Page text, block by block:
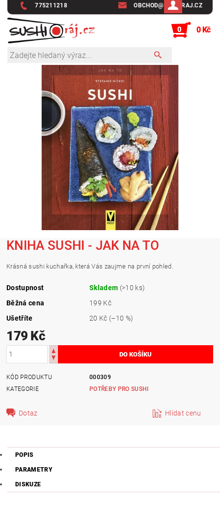
775211218 OBCHOD@SUSHIRAJ.CZ
0 0 Kč
KNIHA SUSHI - JAK NA TO
Krásná sushi kuchařka, která Vás zaujme na první pohled.
Dostupnost Skladem (>10 ks)
Běžná cena
199 Kč
Ušetříte
20 Kč (–10 %)
179 Kč
KÓD PRODUKTU
000309
KATEGORIE
POTŘEBY PRO SUSHI
Dotaz Hlídat cenu
POPIS
PARAMETRY
DISKUZE